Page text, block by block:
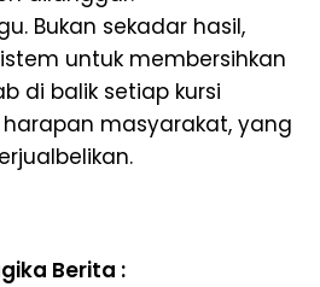
Bukan sekadar hasil,
untuk membersihkan
di balik setiap kursi
masyarakat, yang
Berita :